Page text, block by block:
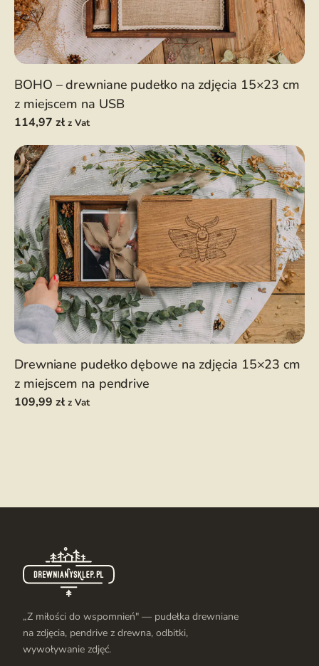
BOHO – drewniane pudełko na zdjęcia 15×23 cm
z miejscem na USB
114,97 zł z Vat
Drewniane pudełko dębowe na zdjęcia 15×23 cm
z miejscem na pendrive
109,99 zł z Vat
„Z miłości do wspomnień" — pudełka drewniane
na zdjęcia, pendrive z drewna, odbitki,
wywoływanie zdjęć.